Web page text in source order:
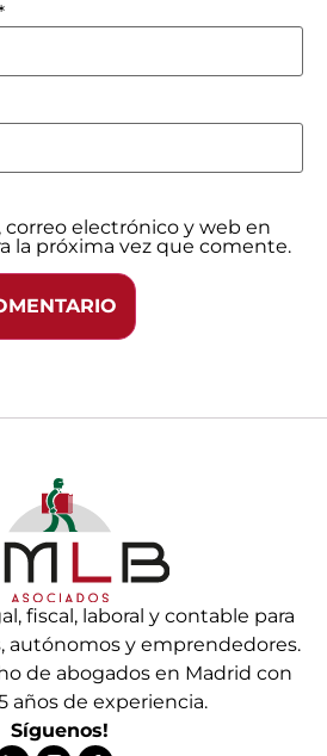
electrónico y web en
la próxima vez que comente.
fiscal, laboral y contable para
autónomos y emprendedores.
de abogados en Madrid con
años de experiencia.
Síguenos!